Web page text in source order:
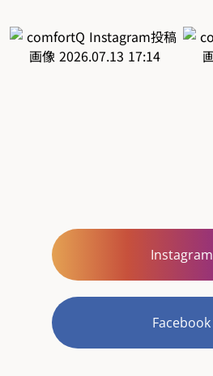
Instagram
Facebook